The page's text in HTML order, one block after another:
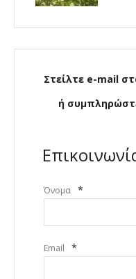
Στείλτε e-mail
ή
Όνομα *
Email *